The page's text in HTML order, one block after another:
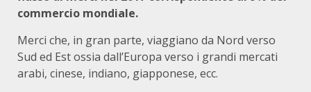
commercio mondiale.
Merci che, in gran parte, viaggiano da Nord verso
Sud ed Est ossia dall’Europa verso i grandi mercati
arabi, cinese, indiano, giapponese, ecc.